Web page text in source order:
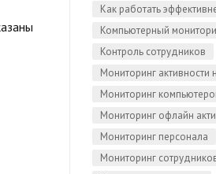
Как работать
Компьютерный
Контроль сотрудников
Мониторинг активности
Мониторинг
Мониторинг офлайн
Мониторинг персонала
Мониторинг